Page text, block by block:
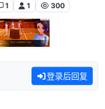
1 1 300
登录后回复